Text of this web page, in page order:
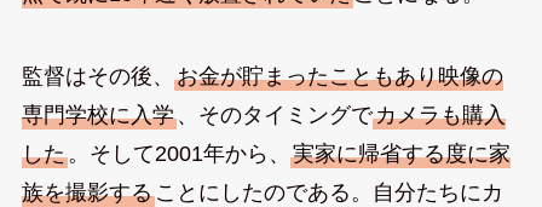
監督はその後、 お金が貯まったこともあり映像の
専門学校に入学、そのタイミングでカメラも購入
した。そして2001年から、 実家に帰省する度に家
族を撮影することにしたのである。自分たちにカ